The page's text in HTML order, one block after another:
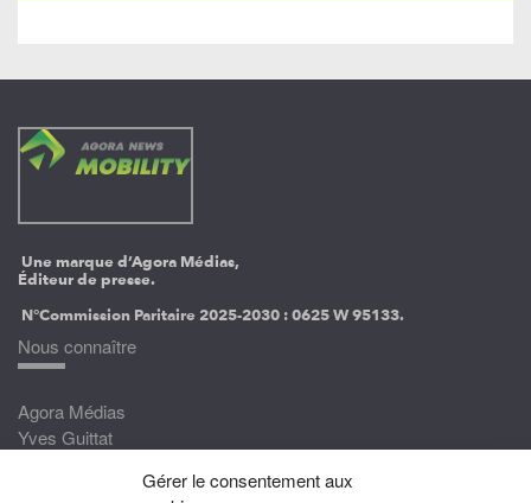
Gérer le consentement aux
Une marque d’Agora Médias,
Éditeur de presse.
N°Commission Paritaire 2025-2030 :0625 W 95133.
Nous connaître
Agora Médias
Yves Guittat